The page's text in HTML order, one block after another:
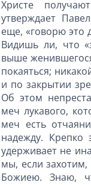
Христе
утверждает
еще, «говорю это
Видишь ли, что
выше
покаяться;
и по закрытии
Об этом
меч лукавого,
меч есть
надежду.
удерживает не
мы, если
Божиею. Знаю,